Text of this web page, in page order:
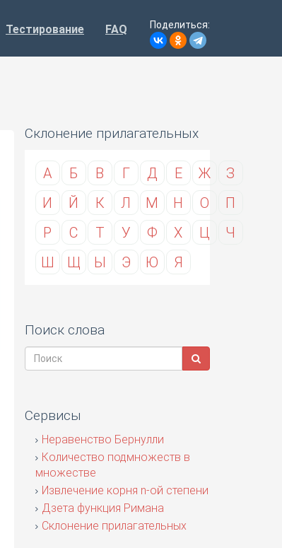
Тестирование FAQ Поделиться:
Склонение прилагательных
А Б В Г Д Е Ж
З
И
Й К Л М Н О
П
Р
С Т У Ф Х Ц
Ч
Ш
Щ Ы Э Ю Я
Поиск слова
Сервисы
Неравенство Бернулли
Количество подмножеств в
множестве
Извлечение корня n-ой степени
Дзета функция Римана
Склонение прилагательных